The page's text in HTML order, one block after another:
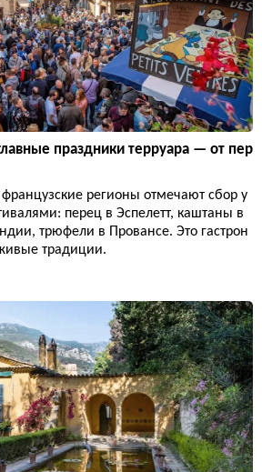
праздники терруара — от пер
регионы отмечают сбор у
перец в Эспелетт, каштаны в
трюфели в Провансе. Это гастрон
традиции.